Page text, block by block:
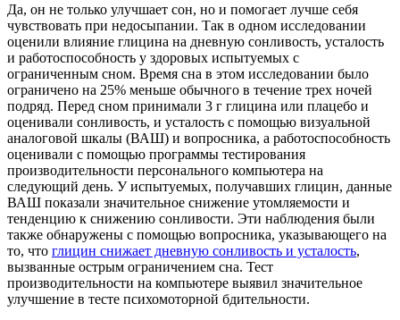
Да, он не только улучшает сон, но и помогает лучше себя
чувствовать при недосыпании. Так в одном исследовании
оценили влияние глицина на дневную сонливость, усталость
и работоспособность у здоровых испытуемых с
ограниченным сном. Время сна в этом исследовании было
ограничено на 25% меньше обычного в течение трех ночей
подряд. Перед сном принимали 3 г глицина или плацебо и
оценивали сонливость, и усталость с помощью визуальной
аналоговой шкалы (ВАШ) и вопросника, а работоспособность
оценивали с помощью программы тестирования
производительности персонального компьютера на
следующий день. У испытуемых, получавших глицин, данные
ВАШ показали значительное снижение утомляемости и
тенденцию к снижению сонливости. Эти наблюдения были
также обнаружены с помощью вопросника, указывающего на
то, что глицин снижает дневную сонливость и усталость,
вызванные острым ограничением сна. Тест
производительности на компьютере выявил значительное
улучшение в тесте психомоторной бдительности.